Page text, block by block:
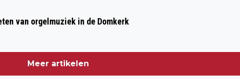
van orgelmuziek in de Domkerk
Meer artikelen